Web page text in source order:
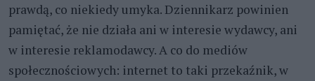
prawdą, co niekiedy umyka. Dziennikarz powinien
pamiętać, że nie działa ani w interesie wydawcy, ani
w interesie reklamodawcy. A co do mediów
społecznościowych: internet to taki przekaźnik, w